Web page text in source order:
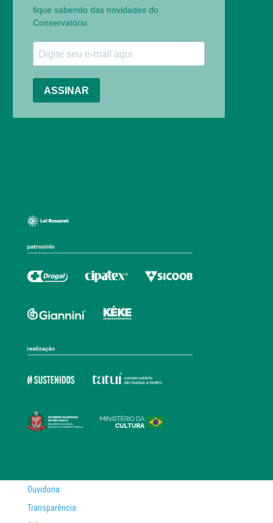
Ouvidoria
Transparência